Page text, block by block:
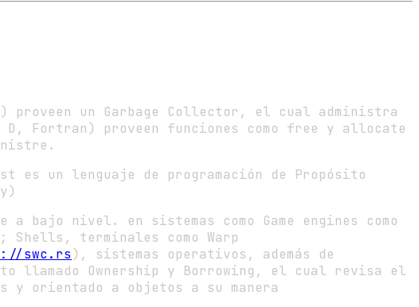
proveen un Garbage Collector, el cual administra
Fortran) proveen funciones como free y allocate
es un lenguaje de programación de Propósito
nivel. en sistemas como Game engines como
Shells, terminales como Warp
swc.rs), sistemas operativos, además de
llamado Ownership y Borrowing, el cual revisa el
y orientado a objetos a su manera